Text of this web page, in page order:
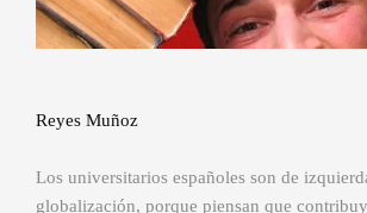
Reyes Muñoz
Los universitarios españoles son de
globalización, porque piensan que